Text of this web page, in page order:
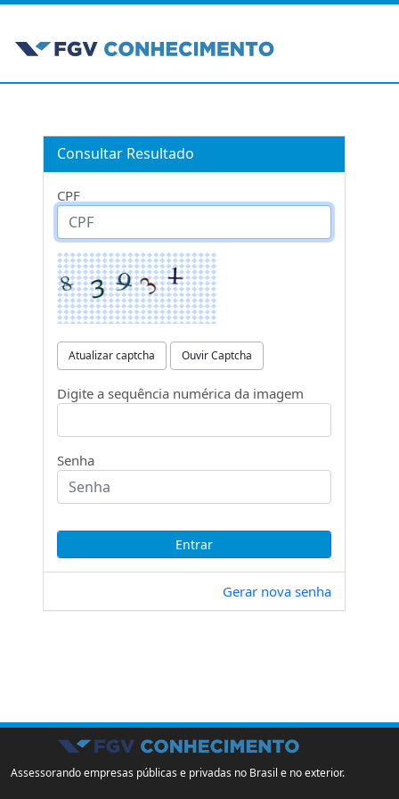
Consultar Resultado
CPF
Atualizar captcha Ouvir Captcha
Digite a sequência numérica da imagem
Senha
Gerar nova senha
Assessorando empresas públicas e privadas no Brasil e no exterior.